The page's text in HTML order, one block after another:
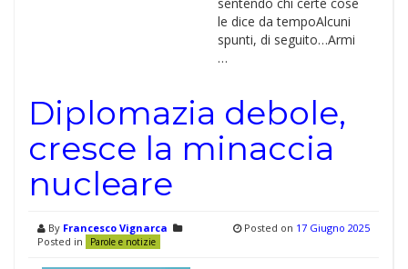
le dice da tempoAlcuni
spunti, di seguito…Armi
…
Diplomazia debole,
cresce la minaccia
nucleare
By Francesco Vignarca
Posted in
Parole e notizie
Posted on 17 Giugno 2025